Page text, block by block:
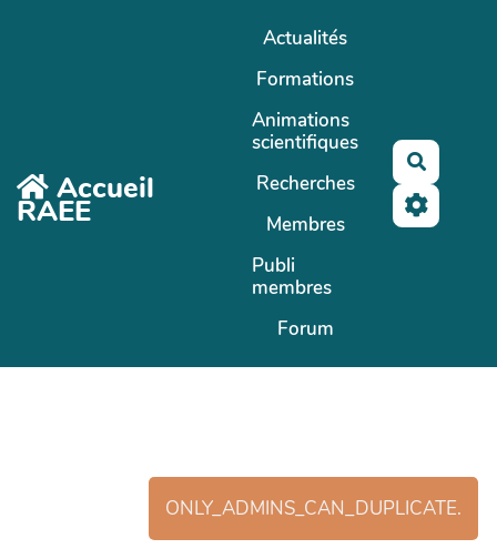
Accueil
RAEE
Actualités
Formations
Animations
scientifiques
Recherches
Membres
Publi
membres
Forum
ONLY_ADMINS_CAN_DUPLICATE.